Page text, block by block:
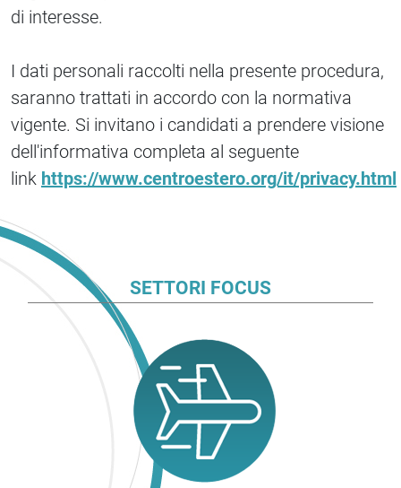
di interesse.
I dati personali raccolti nella presente procedura,
saranno trattati in accordo con la normativa
vigente. Si invitano i candidati a prendere visione
dell'informativa completa al seguente
link https://www.centroestero.org/it/privacy.html
SETTORI FOCUS